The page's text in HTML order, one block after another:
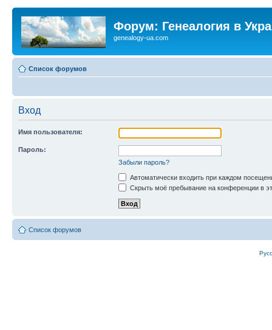
Форум: Генеалогия в
genealogy-ua.com
Список форумов
Вход
Имя пользователя:
Пароль:
Забыли пароль?
Автоматически входить при каждом
Скрыть моё пребывание на конференции в
Список форумов